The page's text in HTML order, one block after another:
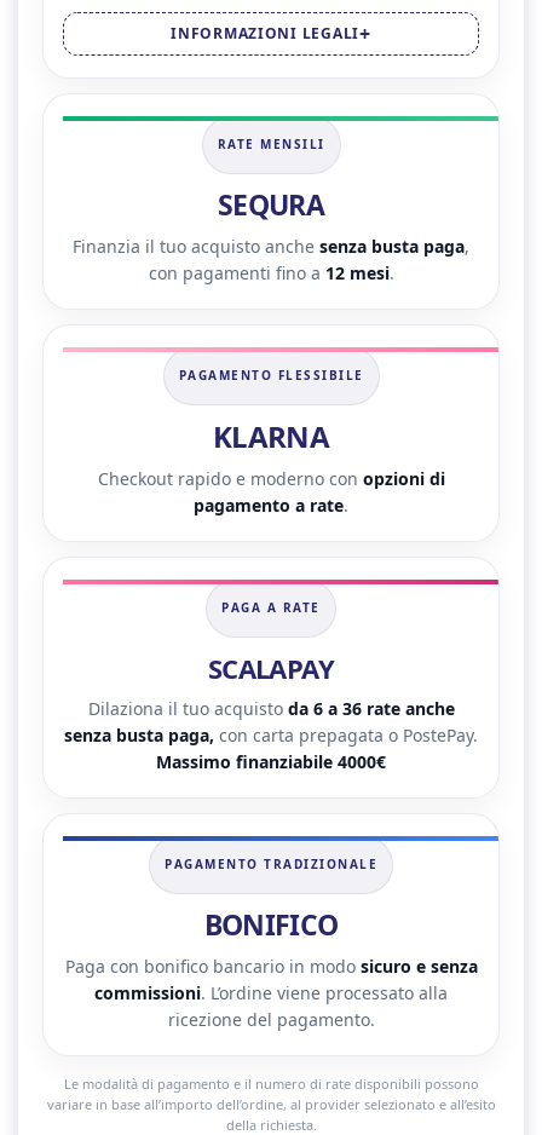
INFORMAZIONI LEGALI
RATE MENSILI
SEQURA
Finanzia il tuo acquisto anche senza busta paga,
con pagamenti fino a 12 mesi.
PAGAMENTO FLESSIBILE
KLARNA
Checkout rapido e moderno con opzioni di
pagamento a rate.
PAGA A RATE
SCALAPAY
Dilaziona il tuo acquisto da 6 a 36 rate anche
senza busta paga, con carta prepagata o PostePay.
Massimo finanziabile 4000€
PAGAMENTO TRADIZIONALE
BONIFICO
Paga con bonifico bancario in modo sicuro e senza
commissioni. L’ordine viene processato alla
ricezione del pagamento.
Le modalità di pagamento e il numero di rate disponibili possono
variare in base all’importo dell’ordine, al provider selezionato e all’esito
della richiesta.